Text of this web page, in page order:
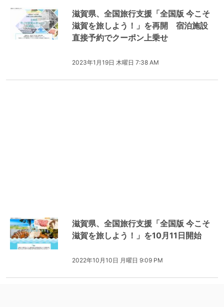
滋賀県、全国旅行支援「全国版 今こそ
滋賀を旅しよう！」を再開 宿泊施設
直接予約でクーポン上乗せ
2023年1月19日 木曜日 7:38 AM
滋賀県、全国旅行支援「全国版 今こそ
滋賀を旅しよう！」を10月11日開始
2022年10月10日 月曜日 9:09 PM